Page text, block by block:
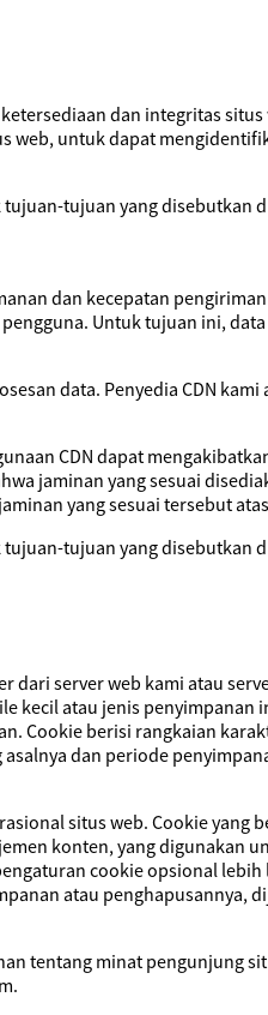
dan integritas
web, untuk dapat
tujuan yang disebutkan
dan kecepatan
Untuk tujuan ini,
data. Penyedia CDN
CDN dapat
jaminan yang sesuai
yang sesuai tersebut
tujuan yang disebutkan
server web kami atau
kecil atau jenis
Cookie berisi rangkaian
dan periode
situs web. Cookie yang
konten, yang digunakan
cookie opsional
atau penghapusannya,
tentang minat pengunjung